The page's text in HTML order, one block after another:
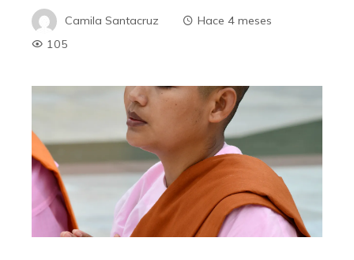
Camila Santacruz
Hace 4 meses
105